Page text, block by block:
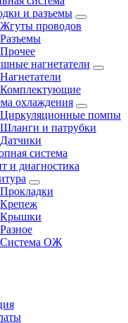
и разъемы
Жгуты проводов
Разъемы
Прочее
нагнетатели
Нагнетатели
Комплектующие
охлаждения
Циркуляционные помпы
Шланги и патрубки
Датчики
система
и диагностика
Прокладки
Крепеж
Крышки
Разное
Система ОЖ